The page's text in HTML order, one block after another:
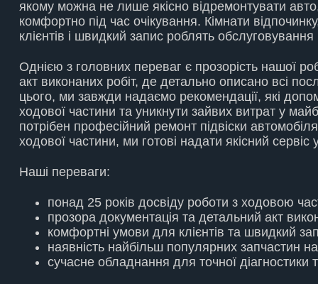
якому можна не лише якісно відремонтувати
комфортно під час очікування. Кімнати
клієнтів і швидкий запис роблять
Однією з головних переваг є прозорість нашої
акт виконаних робіт, де детально описано всі
цього, ми завжди надаємо рекомендації, які
ходової частини та уникнути зайвих витрат у
потрібен професійний ремонт підвіски
ходової частини, ми готові надати якісний
Наші переваги:
понад 25 років досвіду роботи з ходовою
прозора документація та детальний акт
комфортні умови для клієнтів та швидкий
наявність найбільш популярних запчастин
сучасне обладнання для точної діагностики